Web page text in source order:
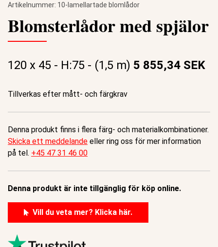
Artikelnummer: 10-lamellartade blomlådor
Blomsterlådor med spjälor
120 x 45 - H:75 - (1,5 m) 5 855,34 SEK
Tillverkas efter mått- och färgkrav
Denna produkt finns i flera färg- och materialkombinationer.
Skicka ett meddelande eller ring oss för mer information
på tel. +45 47 31 46 00
Denna produkt är inte tillgänglig för köp online.
Vill du veta mer? Klicka här.